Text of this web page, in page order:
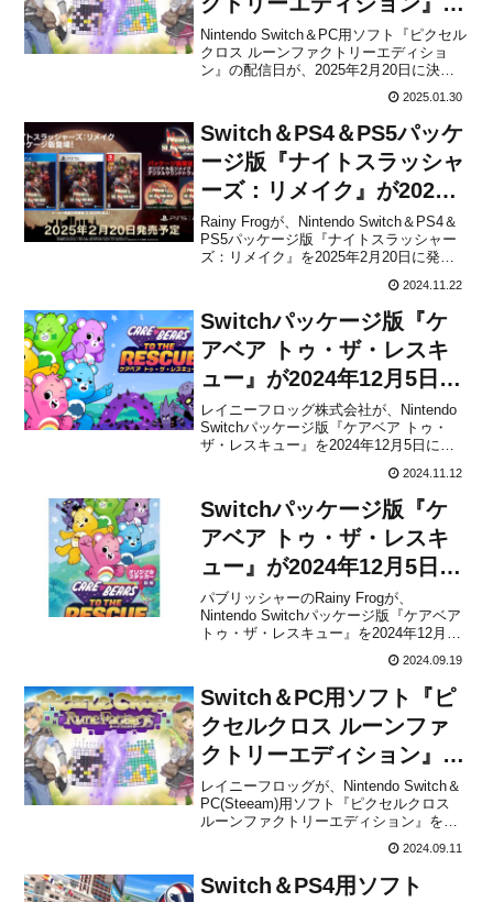
配信日が2025年2月20日に
決定！
Nintendo Switch＆PC用ソフト『ピクセル
クロス ルーンファクトリーエディショ
ン』の配信日が、2025年2月20日に決定
2025年2月13日号」でレイニーフロッグ
が発表しました。販売価格は1,200円(税
込)に設定されています。本作...
2025.01.30
Switch＆PS4＆PS5パッケ
ージ版『ナイトスラッシャ
ーズ：リメイク』が2025
年2月20日に発売決定！
Rainy Frogが、Nintendo Switch＆PS4＆
PS5パッケージ版『ナイトスラッシャー
ズ：リメイク』を2025年2月20日に発売
版は2024年9月26日にリリースされまし
たが、新たにパッケージとして入手でき
るようになります。パッ...
2024.11.22
Switchパッケージ版『ケ
アベア トゥ・ザ・レスキ
ュー』が2024年12月5日に
発売決定！
レイニーフロッグ株式会社が、Nintendo
Switchパッケージ版『ケアベア トゥ・
ザ・レスキュー』を2024年12月5日に発
版には、限定特典としてキュートな2種類
のステッカーも同梱されているとのこ
と。ステッカーが欲しい方は、ぜひチェ
ックし...
2024.11.12
Switchパッケージ版『ケ
アベア トゥ・ザ・レスキ
ュー』が2024年12月5日に
発売決定！
パブリッシャーのRainy Frogが、
Nintendo Switchパッケージ版『ケアベア
トゥ・ザ・レスキュー』を2024年12月5
日に発売することを発表しました。
Amazonや楽天ブックス、ノジマオンライ
ンなどではパッケージの予約も開始され
ています。【Amazon.co.j...
2024.09.19
Switch＆PC用ソフト『ピ
クセルクロス ルーンファ
クトリーエディション』が
2025年に発売決定！
レイニーフロッグが、Nintendo Switch＆
PC(Steeam)用ソフト『ピクセルクロス
ルーンファクトリーエディション』を
紹介映像本作は、マーベラスの人気ゲー
ム「ルーンファクトリー」と「ピクセ
ル」シリーズがコラボしたタイトルで
2024.09.11
Switch＆PS4用ソフト